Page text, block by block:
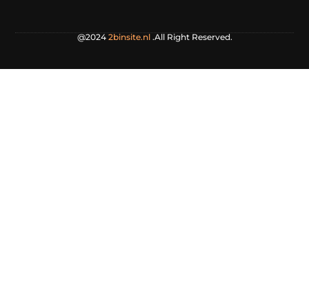
@2024 2binsite.nl.All Right Reserved.